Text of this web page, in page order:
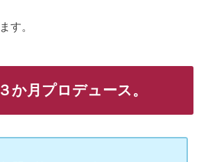
す。
月プロデュース。